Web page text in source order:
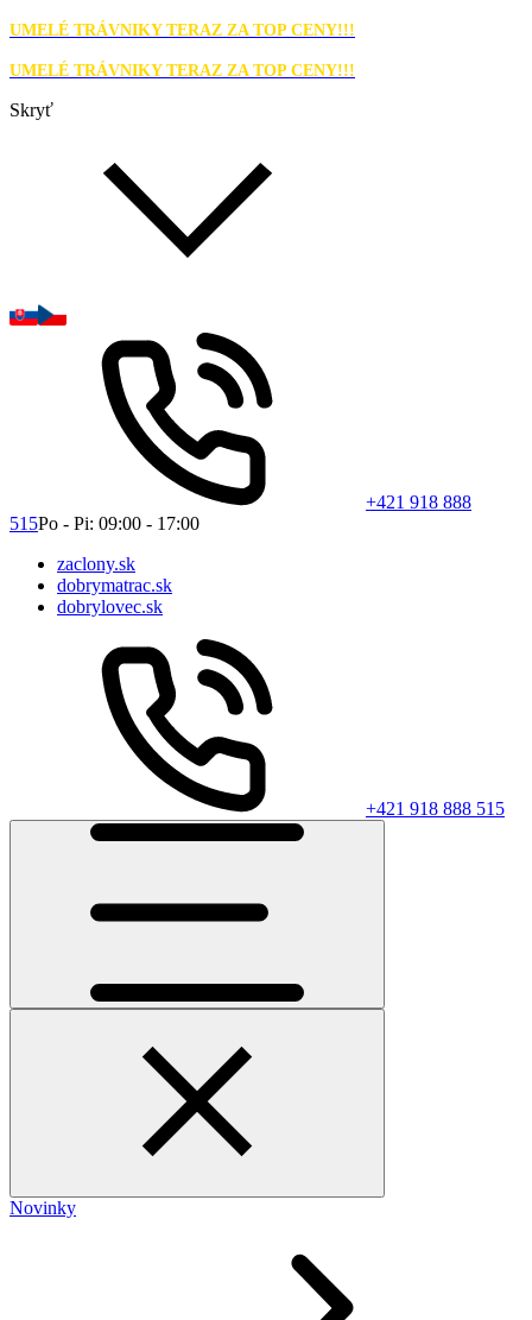
UMELÉ TRÁVNIKY TERAZ ZA TOP CENY!!!
UMELÉ TRÁVNIKY TERAZ ZA TOP CENY!!!
Skryť
+421 918 888
515Po - Pi: 09:00 - 17:00
zaclony.sk
dobrymatrac.sk
dobrylovec.sk
+421 918 888 515
Novinky